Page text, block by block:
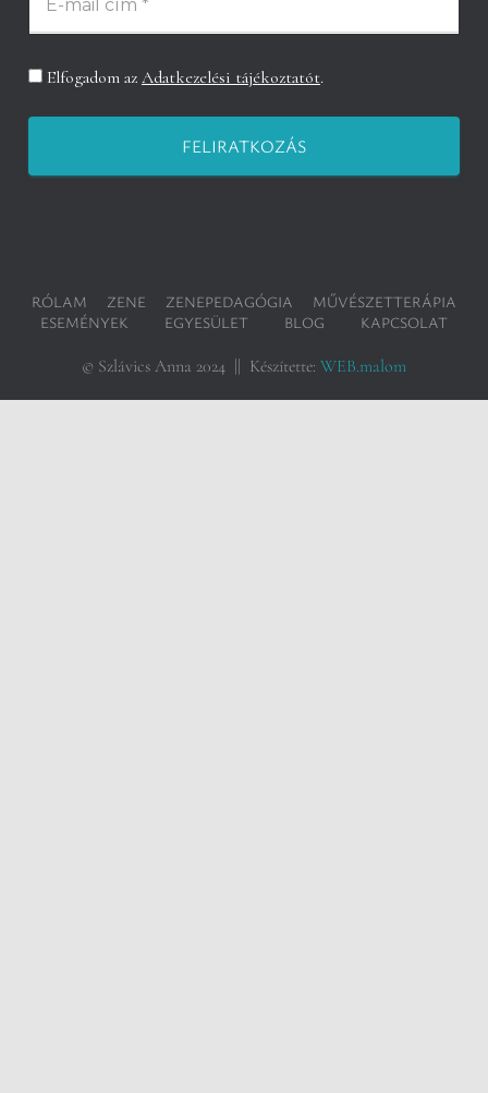
Elfogadom az Adatkezelési tájékoztatót.
RÓLAM ZENE ZENEPEDAGÓGIA
MŰVÉSZETTERÁPIA
ESEMÉNYEK
EGYESÜLET BLOG KAPCSOLAT
© Szlávics Anna 2024 || Készítette: WEB.malom